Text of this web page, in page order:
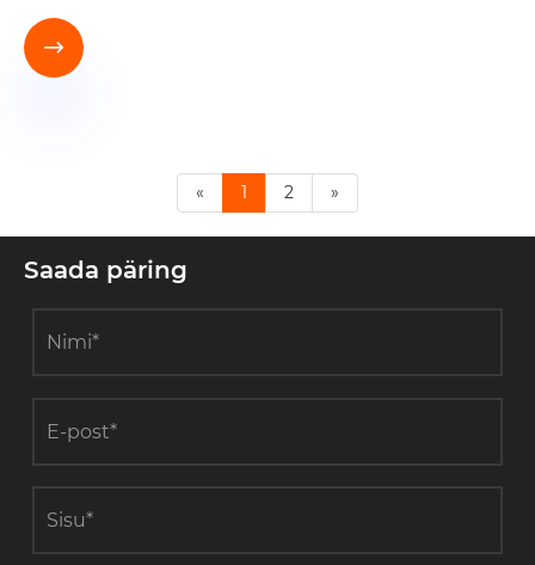

« 1 2 »
Saada päring